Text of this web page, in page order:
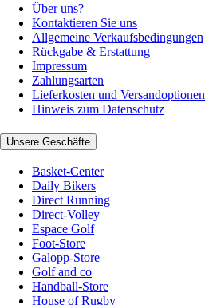
Über uns?
Kontaktieren Sie uns
Allgemeine Verkaufsbedingungen
Rückgabe & Erstattung
Impressum
Zahlungsarten
Lieferkosten und Versandoptionen
Hinweis zum Datenschutz
Unsere Geschäfte
Basket-Center
Daily Bikers
Direct Running
Direct-Volley
Espace Golf
Foot-Store
Galopp-Store
Golf and co
Handball-Store
House of Rugby